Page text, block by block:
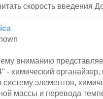
скорость введения
вниманию
- химический
систему элементов,
массы и перевода